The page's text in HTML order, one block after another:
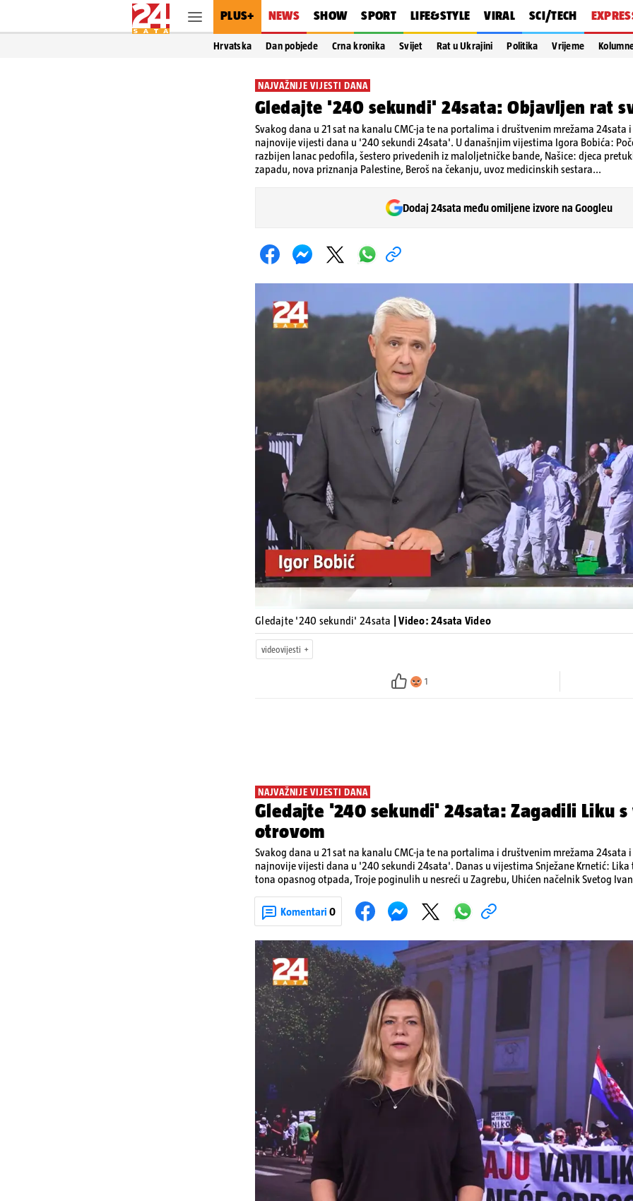
PLUS+ NEWS SHOW SPORT LIFE&STYLE VIRAL SCI/TECH
Hrvatska Dan pobjede Crna kronika Svijet Rat u Ukrajini Politika Vrijeme
NAJVAŽNIJE VIJESTI DANA
Gledajte '240 sekundi' 24sata: Objavljen rat
Svakog dana u 21 sat na kanalu CMC-ja te na portalima i društvenim mrežama 24sata
najnovije vijesti dana u '240 sekundi 24sata'. U današnjim vijestima Igora Bobića:
razbijen lanac pedofila, šestero privedenih iz maloljetničke bande, Našice: djeca
zapadu, nova priznanja Palestine, Beroš na čekanju, uvoz medicinskih sestara...
Dodaj 24sata među omiljene izvore na Googleu
Pokretanje videa...
Gledajte '240 sekundi' 24sata | Video: 24sata Video
videovijesti
1
NAJVAŽNIJE VIJESTI DANA
Gledajte '240 sekundi' 24sata: Zagadili Liku s
otrovom
Svakog dana u 21 sat na kanalu CMC-ja te na portalima i društvenim mrežama 24sata
najnovije vijesti dana u '240 sekundi 24sata'. Danas u vijestima Snježane Krnetić: Lika
tona opasnog otpada, Troje poginulih u nesreći u Zagrebu, Uhićen načelnik Svetog
Komentari 0
Pokretanje videa...